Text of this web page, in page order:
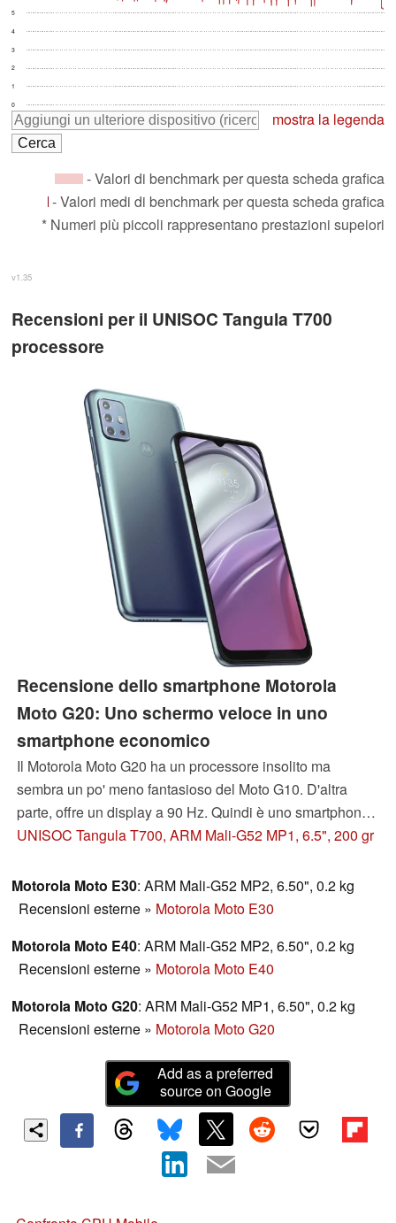
0
1
2
3
4
5
mostra la legenda
- Valori di benchmark per questa scheda grafica
- Valori medi di benchmark per questa scheda grafica
* Numeri più piccoli rappresentano prestazioni supeiori
v1.35
Recensioni per il UNISOC Tangula T700
processore
Recensione dello smartphone Motorola
Moto G20: Uno schermo veloce in uno
smartphone economico
Il Motorola Moto G20 ha un processore insolito ma
sembra un po' meno fantasioso del Moto G10. D'altra
parte, offre un display a 90 Hz. Quindi è uno smartphone
di fascia media economico per tutti?
UNISOC Tangula T700, ARM Mali-G52 MP1, 6.5", 200 gr
Motorola Moto E30: ARM Mali-G52 MP2, 6.50", 0.2 kg
Recensioni esterne » Motorola Moto E30
Motorola Moto E40: ARM Mali-G52 MP2, 6.50", 0.2 kg
Recensioni esterne » Motorola Moto E40
Motorola Moto G20: ARM Mali-G52 MP1, 6.50", 0.2 kg
Recensioni esterne » Motorola Moto G20
Add as a preferred
source on Google